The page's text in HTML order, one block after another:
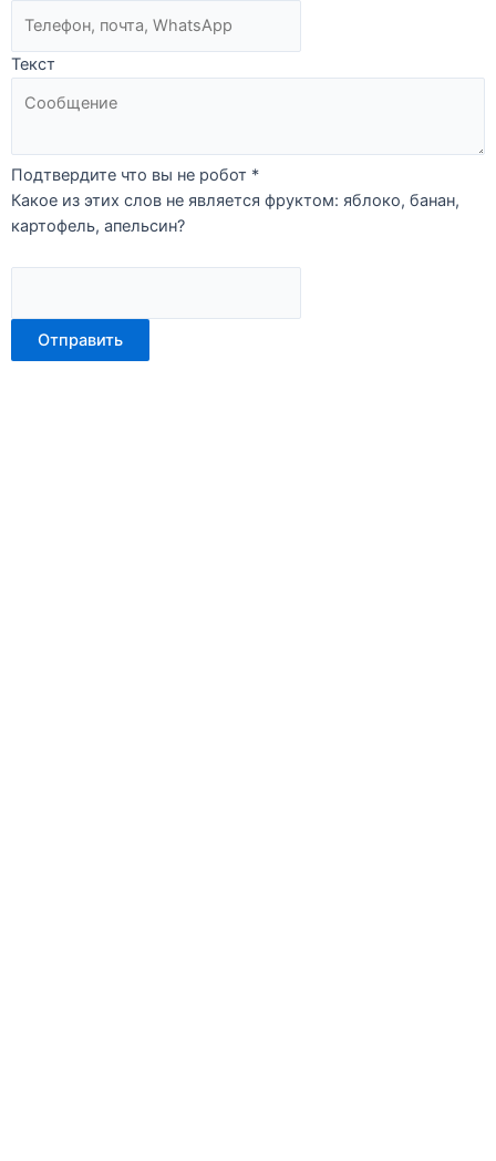
Текст
Подтвердите что вы не робот *
Какое из этих слов не является фруктом: яблоко, банан,
картофель, апельсин?
Отправить